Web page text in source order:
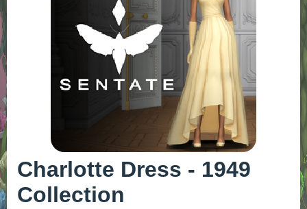
Charlotte Dress - 1949
Collection